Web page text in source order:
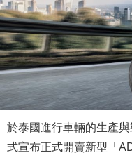
於泰國進行車輛的生產
式宣布正式開賣新型「